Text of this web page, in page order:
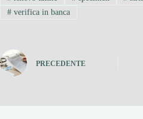
#verifica in banca
PRECEDENTE